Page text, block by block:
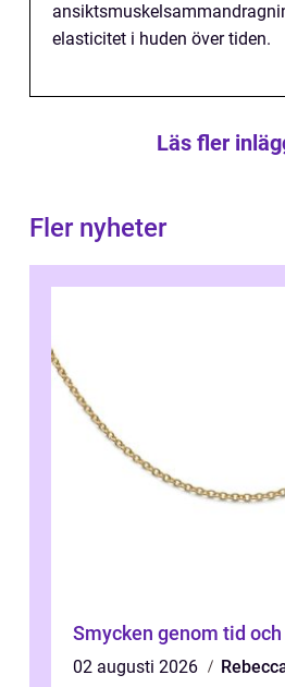
elasticitet i huden över tiden.
Läs fler
Fler nyheter
Smycken genom tid och
02 augusti 2026